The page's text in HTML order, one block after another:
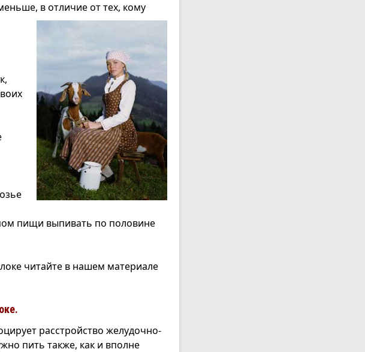
в отличие от тех, кому
пищи выпивать по половине
читайте в нашем материале
расстройство желудочно-
пить также, как и вполне